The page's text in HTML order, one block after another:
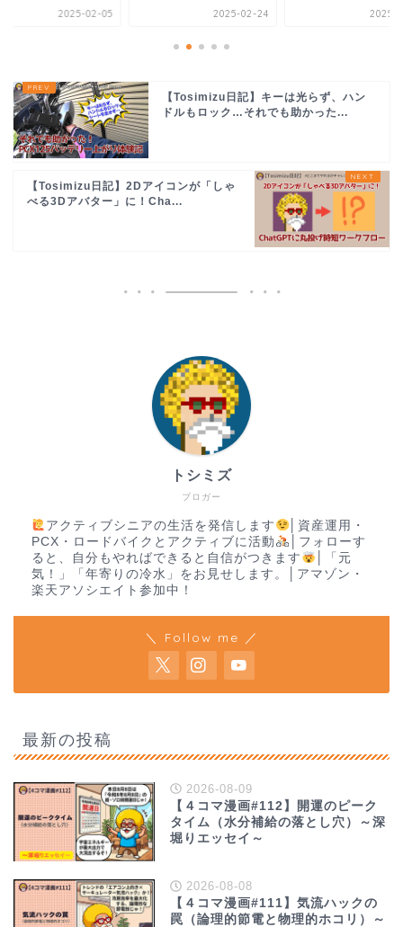
2025-02-24 2025-03-25 2025-
【Tosimizu日記】キーは光らず、ハン
ドルもロック…それでも助かった...
【Tosimizu日記】2Dアイコンが「しゃ
べる3Dアバター」に！Cha...
ブロガー
トシミズ
アクティブシニアの生活を発信します
│資産運用・
PCX・ロードバイクとアクティブに活動
│フォローす
ると、自分もやればできると自信がつきます
│「元
気！」「年寄りの冷水」をお見せします。│アマゾン・
楽天アソシエイト参加中！
＼ Follow me ／
最新の投稿
2026-08-09
【４コマ漫画#112】開運のピーク
タイム（水分補給の落とし穴）～深
堀りエッセイ～
2026-08-08
【４コマ漫画#111】気流ハックの
罠（論理的節電と物理的ホコリ）～